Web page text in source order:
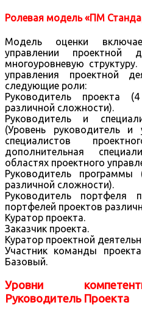
Ролевая модель «ПМ
Модель оценки
управлении проектной
многоуровневую
управления проектной
следующие роли:
Руководитель проекта
различной сложности).
Руководитель и
(Уровень руководитель и
специалистов
дополнительная
областях проектного
Руководитель
различной сложности).
Руководитель портфеля
портфелей проектов
Куратор проекта.
Заказчик проекта.
Куратор проектной
Участник команды
Базовый.
Уровни
Руководитель Проекта